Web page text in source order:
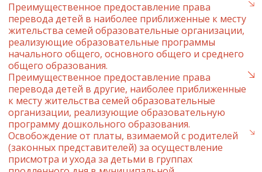
Преимущественное предоставление права
перевода детей в наиболее приближенные к месту
жительства семей образовательные организации,
реализующие образовательные программы
начального общего, основного общего и среднего
общего образования.
Преимущественное предоставление права
перевода детей в другие, наиболее приближенные
к месту жительства семей образовательные
организации, реализующие образовательную
программу дошкольного образования.
Освобождение от платы, взимаемой с родителей
(законных представителей) за осуществление
присмотра и ухода за детьми в группах